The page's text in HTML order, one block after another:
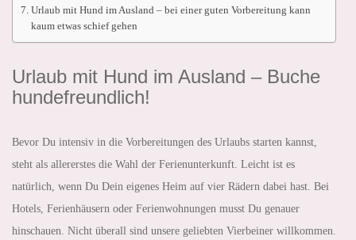
Urlaub mit Hund im Ausland – bei einer guten Vorbereitung kann
kaum etwas schief gehen
Urlaub mit Hund im Ausland – Buche
hundefreundlich!
Bevor Du intensiv in die Vorbereitungen des Urlaubs starten kannst,
steht als allererstes die Wahl der Ferienunterkunft. Leicht ist es
natürlich, wenn Du Dein eigenes Heim auf vier Rädern dabei hast. Bei
Hotels, Ferienhäusern oder Ferienwohnungen musst Du genauer
hinschauen. Nicht überall sind unsere geliebten Vierbeiner willkommen.